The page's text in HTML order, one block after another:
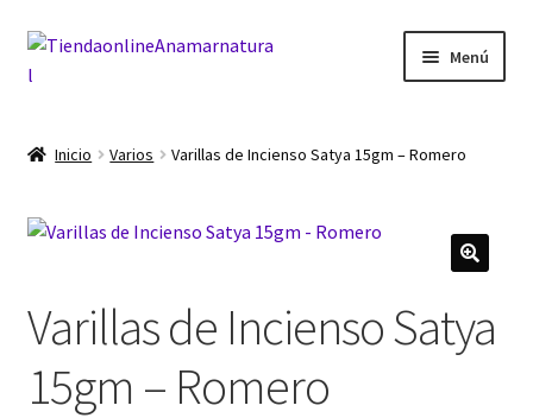
Ir
a
Ir
al
Menú
Carrito
Finalizar compra
Mi cuenta
Inicio Varios Varillas de Incienso Satya 15gm – Romero
Varillas de Incienso Satya
15gm – Romero